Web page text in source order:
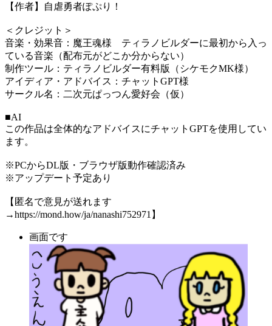
【作者】自虐勇者ぽぷり！
＜クレジット＞
音楽・効果音：魔王魂様 ティラノビルダーに最初から入っ
ている音楽（配布元がどこか分からない）
制作ツール：ティラノビルダー有料版（シケモクMK様）
アイディア・アドバイス：チャットGPT様
サークル名：二次元ぱっつん愛好会（仮）
■AI
この作品は全体的なアドバイスにチャットGPTを使用してい
ます。
※PCからDL版・ブラウザ版動作確認済み
※アップデート予定あり
【匿名で意見が送れます
→https://mond.how/ja/nanashi752971】
画面です